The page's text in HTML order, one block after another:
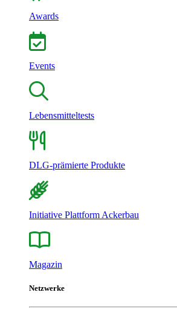
Awards
Events
Lebensmitteltests
DLG-prämierte Produkte
Initiative Plattform Ackerbau
Magazin
Netzwerke